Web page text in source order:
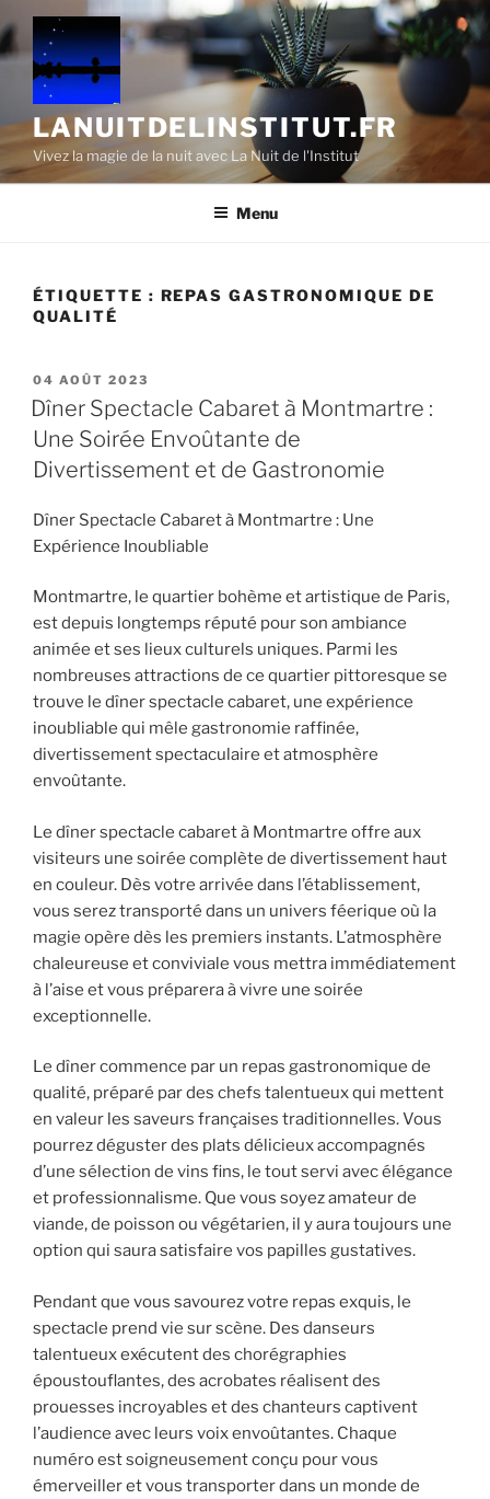
Aller
au
contenu
principal
LANUITDELINSTITUT.FR
Vivez la magie de la nuit avec La Nuit de l'Institut
Menu
ÉTIQUETTE : REPAS GASTRONOMIQUE DE
QUALITÉ
PUBLIÉ
LE
04 AOÛT 2023
Dîner Spectacle Cabaret à Montmartre :
Une Soirée Envoûtante de
Divertissement et de Gastronomie
Dîner Spectacle Cabaret à Montmartre : Une
Expérience Inoubliable
Montmartre, le quartier bohème et artistique de Paris,
est depuis longtemps réputé pour son ambiance
animée et ses lieux culturels uniques. Parmi les
nombreuses attractions de ce quartier pittoresque se
trouve le dîner spectacle cabaret, une expérience
inoubliable qui mêle gastronomie raffinée,
divertissement spectaculaire et atmosphère
envoûtante.
Le dîner spectacle cabaret à Montmartre offre aux
visiteurs une soirée complète de divertissement haut
en couleur. Dès votre arrivée dans l’établissement,
vous serez transporté dans un univers féerique où la
magie opère dès les premiers instants. L’atmosphère
chaleureuse et conviviale vous mettra immédiatement
à l’aise et vous préparera à vivre une soirée
exceptionnelle.
Le dîner commence par un repas gastronomique de
qualité, préparé par des chefs talentueux qui mettent
en valeur les saveurs françaises traditionnelles. Vous
pourrez déguster des plats délicieux accompagnés
d’une sélection de vins fins, le tout servi avec élégance
et professionnalisme. Que vous soyez amateur de
viande, de poisson ou végétarien, il y aura toujours une
option qui saura satisfaire vos papilles gustatives.
Pendant que vous savourez votre repas exquis, le
spectacle prend vie sur scène. Des danseurs
talentueux exécutent des chorégraphies
époustouflantes, des acrobates réalisent des
prouesses incroyables et des chanteurs captivent
l’audience avec leurs voix envoûtantes. Chaque
numéro est soigneusement conçu pour vous
émerveiller et vous transporter dans un monde de